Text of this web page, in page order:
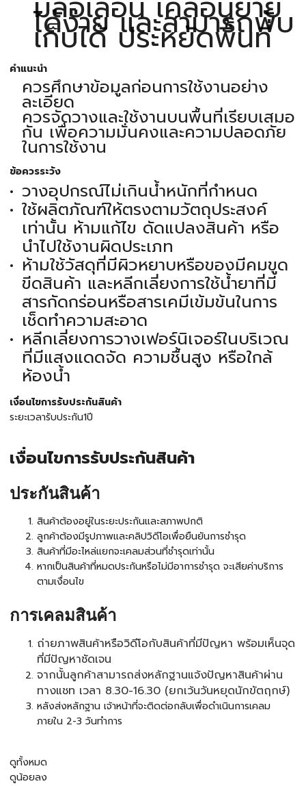
ได้ง่าย และสามารถพับ
เก็บได้ ประหยัดพื้นที่
คำแนะนำ
ควรศึกษาข้อมูลก่อนการใช้งานอย่าง
ละเอียด
ควรจัดวางและใช้งานบนพื้นที่เรียบเสมอ
กัน เพื่อความมั่นคงและความปลอดภัย
ในการใช้งาน
ข้อควรระวัง
วางอุปกรณ์ไม่เกินน้ำหนักที่กำหนด
ใช้ผลิตภัณฑ์ให้ตรงตามวัตถุประสงค์
เท่านั้น ห้ามแก้ไข ดัดแปลงสินค้า หรือ
นำไปใช้งานผิดประเภท
ห้ามใช้วัสดุที่มีผิวหยาบหรือของมีคมขูด
ขีดสินค้า และหลีกเลี่ยงการใช้น้ำยาที่มี
สารกัดกร่อนหรือสารเคมีเข้มข้นในการ
เช็ดทำความสะอาด
หลีกเลี่ยงการวางเฟอร์นิเจอร์ในบริเวณ
ที่มีแสงแดดจัด ความชื้นสูง หรือใกล้
ห้องน้ำ
เงื่อนไขการรับประกันสินค้า
ระยะเวลารับประกัน1ปี
เงื่อนไขการรับประกันสินค้า
ประกันสินค้า
สินค้าต้องอยู่ในระยะประกันและสภาพปกติ
ลูกค้าต้องมีรูปภาพและคลิปวิดีโอเพื่อยืนยันการชำรุด
สินค้าที่มีอะไหล่แยกจะเคลมส่วนที่ชำรุดเท่านั้น
หากเป็นสินค้าที่หมดประกันหรือไม่มีอาการชำรุด จะเสียค่าบริการ
ตามเงื่อนไข
การเคลมสินค้า
ถ่ายภาพสินค้าหรือวิดีโอกับสินค้าที่มีปัญหา พร้อมเห็นจุด
ที่มีปัญหาชัดเจน
จากนั้นลูกค้าสามารถส่งหลักฐานแจ้งปัญหาสินค้าผ่าน
ทางแชท เวลา 8.30-16.30 (ยกเว้นวันหยุดนักขัตฤกษ์)
หลังส่งหลักฐาน เจ้าหน้าที่จะติดต่อกลับเพื่อดำเนินการเคลม
ภายใน 2-3 วันทำการ
ดูทั้งหมด
ดูน้อยลง